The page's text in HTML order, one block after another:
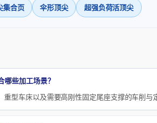
集合页 伞形顶尖 超强负荷活顶尖
哪些加工场景？
重型车床以及需要高刚性固定尾座支撑的车削与